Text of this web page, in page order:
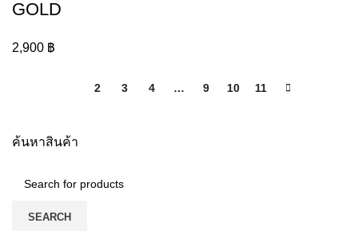
ค้นหาสินค้า
SEARCH
GOLD
2,900 ฿
2 3 4 … 9 10 11